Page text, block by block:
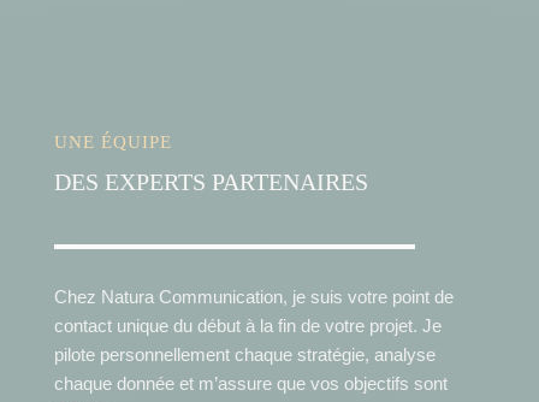
UNE ÉQUIPE
DES EXPERTS PARTENAIRES
Chez Natura Communication, je suis votre point de
contact unique du début à la fin de votre projet. Je
pilote personnellement chaque stratégie, analyse
chaque donnée et m’assure que vos objectifs sont